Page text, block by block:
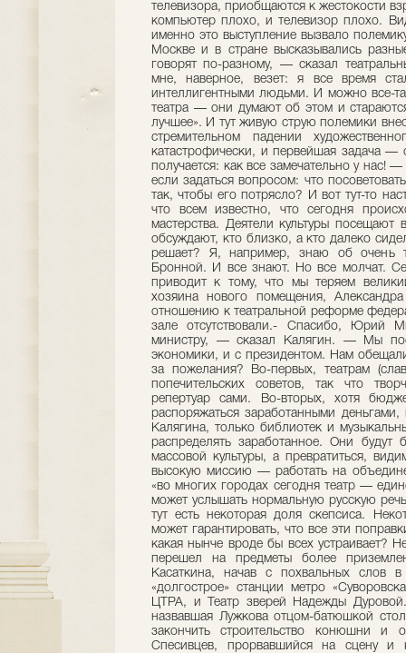
телевизора, приобщаются к жестокости
компьютер плохо, и телевизор плохо.
именно это выступление вызвало
Москве и в стране высказывались
говорят по-разному, — сказал
мне, наверное, везет: я все время
интеллигентными людьми. И можно все-
театра — они думают об этом и
лучшее». И тут живую струю полемики
стремительном падении
катастрофически, и первейшая задача —
получается: как все замечательно у нас!
если задаться вопросом: что
так, чтобы его потрясло? И вот тут-то
что всем известно, что сегодня
мастерства. Деятели культуры посещают
обсуждают, кто близко, а кто далеко
решает? Я, например, знаю об очень
Бронной. И все знают. Но все молчат.
приводит к тому, что мы теряем
хозяина нового помещения,
отношению к театральной реформе
зале отсутствовали.- Спасибо, Юрий
министру, — сказал Калягин. — Мы
экономики, и с президентом. Нам
за пожелания? Во-первых, театрам
попечительских советов, так что
репертуар сами. Во-вторых, хотя
распоряжаться заработанными
Калягина, только библиотек и
распределять заработанное. Они будут
массовой культуры, а превратиться,
высокую миссию — работать на
«во многих городах сегодня театр —
может услышать нормальную русскую
тут есть некоторая доля скепсиса.
может гарантировать, что все эти
какая нынче вроде бы всех устраивает?
перешел на предметы более
Касаткина, начав с похвальных слов
«долгострое» станции метро
ЦТРА, и Театр зверей Надежды
назвавшая Лужкова отцом-батюшкой
закончить строительство конюшни и
Спесивцев, прорвавшийся на сцену и